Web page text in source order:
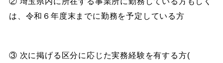
は、令和６年度末までに勤務を予定している方
③ 次に掲げる区分に応じた実務経験を有する方(